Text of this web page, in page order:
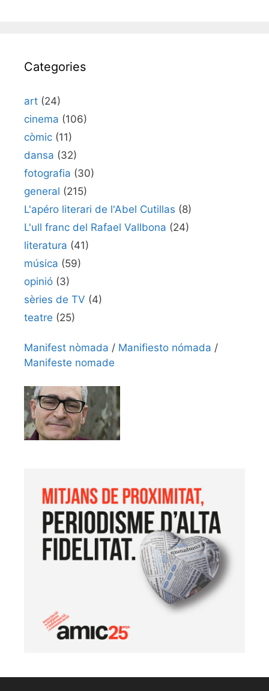
Categories
art (24)
cinema (106)
còmic (11)
dansa (32)
fotografia (30)
general (215)
L'apéro literari de l'Abel Cutillas (8)
L'ull franc del Rafael Vallbona (24)
literatura (41)
música (59)
opinió (3)
sèries de TV (4)
teatre (25)
Manifest nòmada / Manifiesto nómada /
Manifeste nomade